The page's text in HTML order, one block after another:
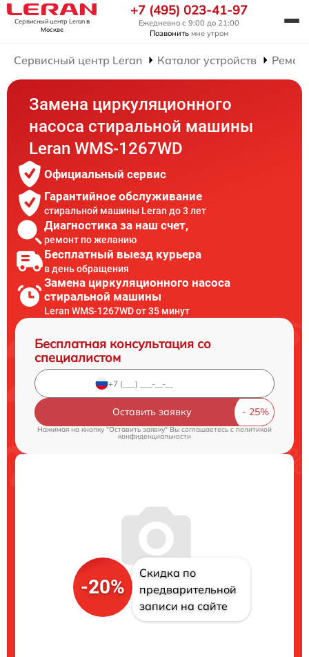
Сервисный центр Leranв
Москве
+7 (495) 023-41-97
Ежедневно с 9:00 до 21:00
Позвонить мне утром
Сервисный центр Leran Каталог устройств
Замена циркуляционного
насоса стиральной машины
Leran WMS-1267WD
Официальный сервис
Гарантийное обслуживание
стиральной машины Leran до 3 лет
Диагностика за наш счет,
ремонт по желанию
Бесплатный выезд курьера
в день обращения
Замена циркуляционного насоса
стиральной машины
Leran WMS-1267WD от 35 минут
Бесплатная консультация со
специалистом
Оставить заявку
Нажимая на кнопку "Оставить заявку" Вы соглашаетесь cполитикой
конфиденциальности
-20%
Скидка по
предварительной
записи на сайте